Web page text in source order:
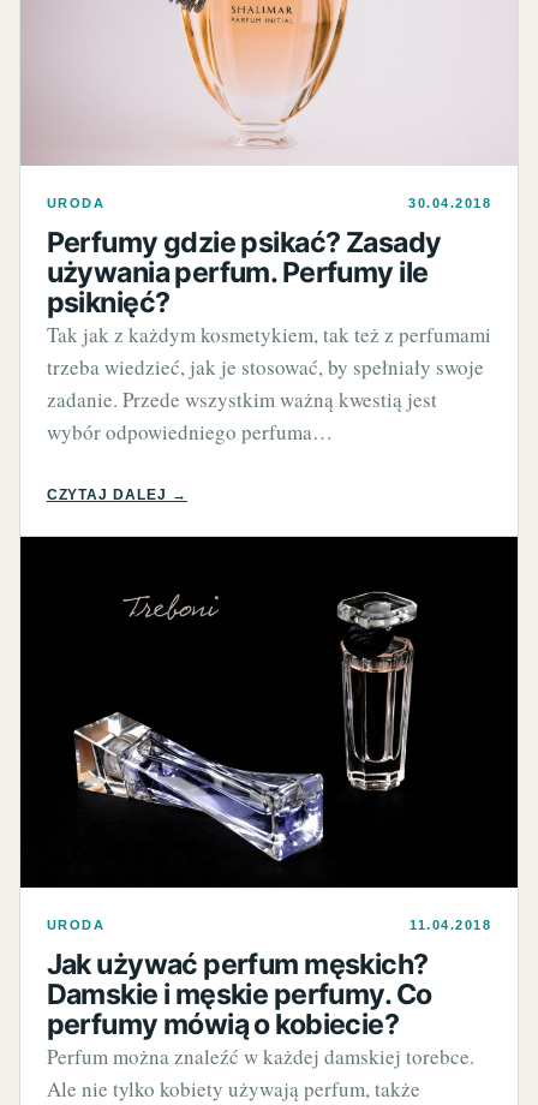
URODA 30.04.2018
Perfumy gdzie psikać? Zasady
używania perfum. Perfumy ile
psiknięć?
Tak jak z każdym kosmetykiem, tak też z perfumami
trzeba wiedzieć, jak je stosować, by spełniały swoje
zadanie. Przede wszystkim ważną kwestią jest
wybór odpowiedniego perfuma…
CZYTAJ DALEJ →
URODA 11.04.2018
Jak używać perfum męskich?
Damskie i męskie perfumy. Co
perfumy mówią o kobiecie?
Perfum można znaleźć w każdej damskiej torebce.
Ale nie tylko kobiety używają perfum, także